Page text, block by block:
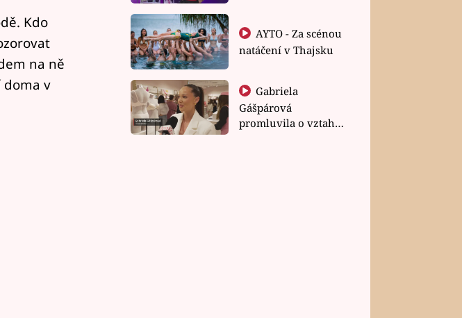
Kdo
na ně
v
natáčení v Thajsku
Gabriela
Gášpárová
promluvila o vztahu